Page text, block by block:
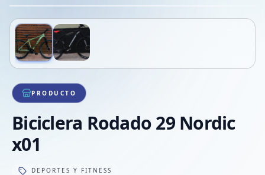
1/2
PRODUCTO
Biciclera Rodado 29 Nordic
x01
DEPORTES Y FITNESS